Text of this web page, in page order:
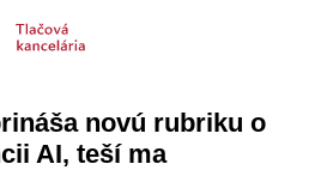
novú rubriku o
AI, teší ma